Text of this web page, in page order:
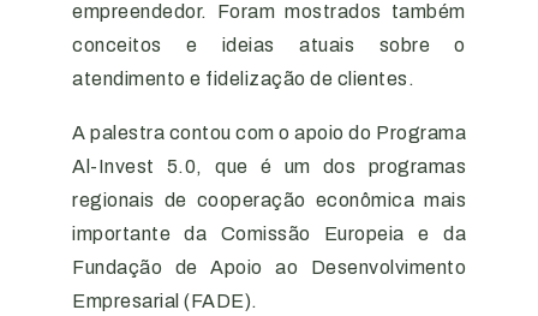
empreendedor. Foram mostrados também
conceitos e ideias atuais sobre o
atendimento e fidelização de clientes.
A palestra contou com o apoio do Programa
Al-Invest 5.0, que é um dos programas
regionais de cooperação econômica mais
importante da Comissão Europeia e da
Fundação de Apoio ao Desenvolvimento
Empresarial (FADE).